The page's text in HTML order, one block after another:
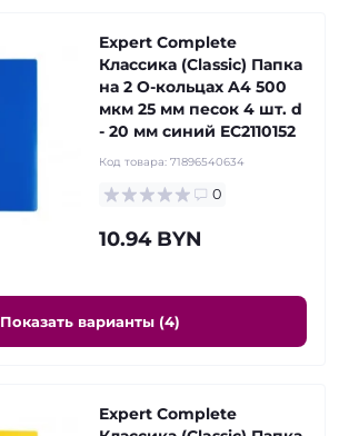
Expert Complete
Классика (Classic) Папка
на 2 О-кольцах A4 500
мкм 25 мм песок 4 шт. d
- 20 мм синий EC2110152
Код товара: 71896540634
0
10.94 BYN
Показать варианты (4)
Expert Complete